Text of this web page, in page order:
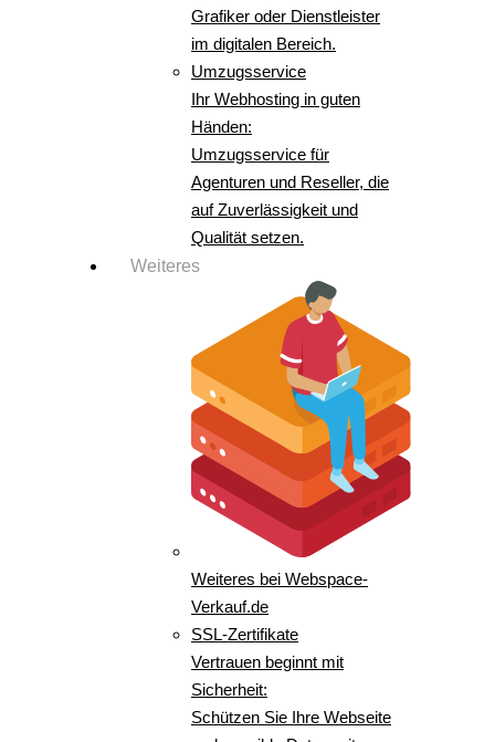
Grafiker oder Dienstleister
im digitalen Bereich.
Umzugsservice
Ihr Webhosting in guten
Händen:
Umzugsservice für
Agenturen und Reseller, die
auf Zuverlässigkeit und
Qualität setzen.
Weiteres
Weiteres bei Webspace-
Verkauf.de
SSL-Zertifikate
Vertrauen beginnt mit
Sicherheit:
Schützen Sie Ihre Webseite